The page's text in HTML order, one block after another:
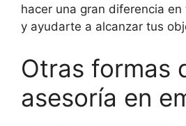
hacer una gran diferencia
y ayudarte a alcanzar tus
Otras formas
asesoría en